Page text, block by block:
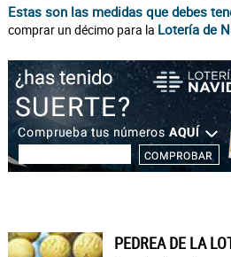
Estas son las medidas que debes
comprar un décimo para la Lotería de
PEDREA DE LA